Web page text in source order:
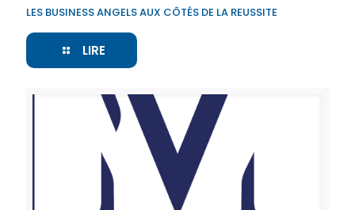
LES BUSINESS ANGELS AUX CÔTÉS DE LA REUSSITE
LIRE